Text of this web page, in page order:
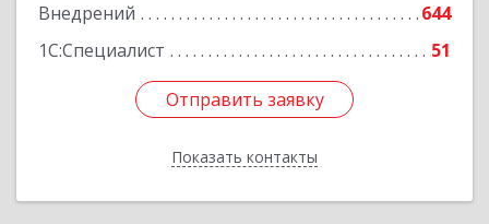
Внедрений
644
1С:Специалист
51
Отправить заявку
Показать контакты
Отправить заявку
Назад